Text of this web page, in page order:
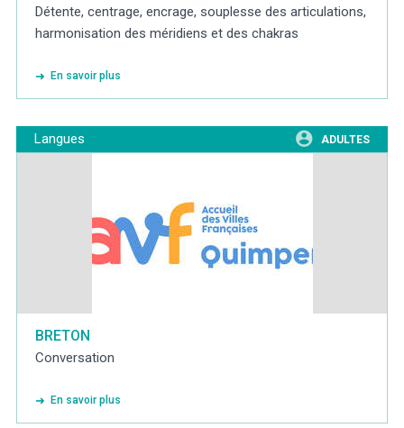
Détente, centrage, encrage, souplesse des articulations,
harmonisation des méridiens et des chakras
En savoir plus
Langues ADULTES
BRETON
Conversation
En savoir plus